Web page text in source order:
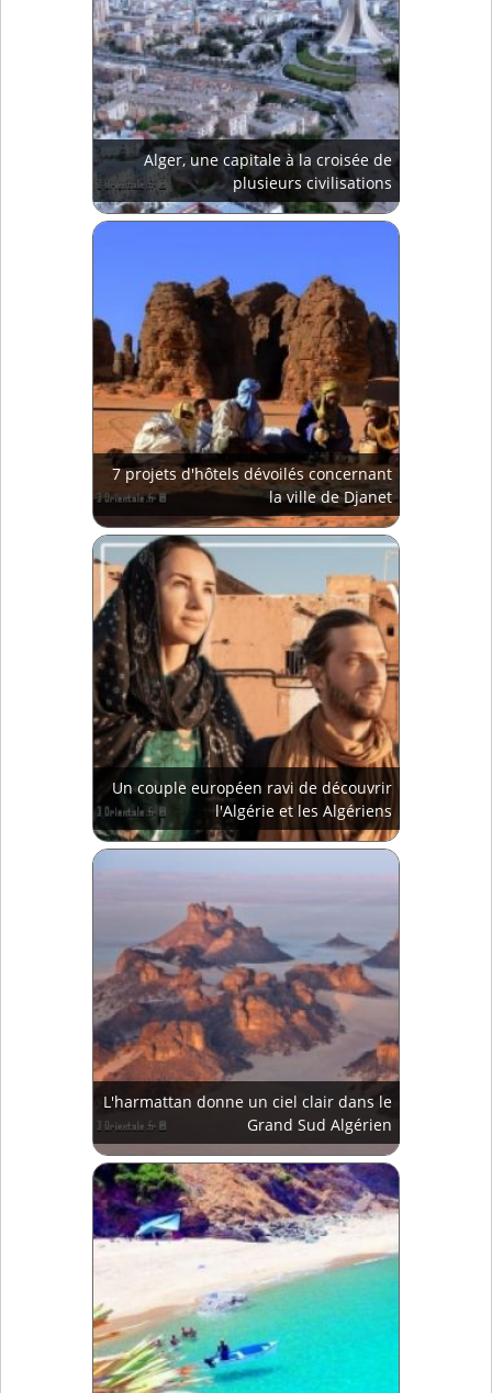
Alger, une capitale à la croisée de
plusieurs civilisations
7 projets d'hôtels dévoilés concernant
la ville de Djanet
Un couple européen ravi de découvrir
l'Algérie et les Algériens
L'harmattan donne un ciel clair dans le
Grand Sud Algérien